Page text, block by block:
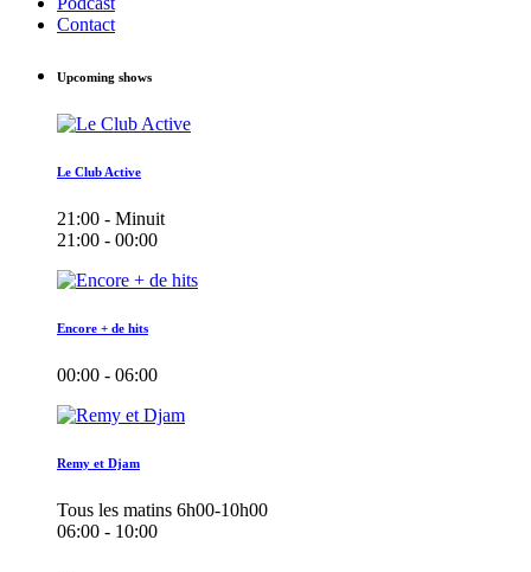
Contact
Upcoming shows
Le Club Active
21:00 - Minuit
21:00 - 00:00
Encore + de hits
00:00 - 06:00
Remy et Djam
Tous les matins 6h00-10h00
06:00 - 10:00